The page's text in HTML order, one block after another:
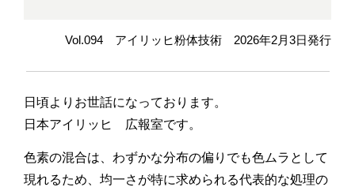
Vol.094 アイリッヒ粉体技術 2026年2月3日発行
日頃よりお世話になっております。
日本アイリッヒ 広報室です。
色素の混合は、わずかな分布の偏りでも色ムラとして
現れるため、均一さが特に求められる代表的な処理の